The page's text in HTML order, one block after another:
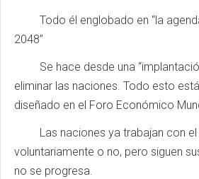
Todo él englobado en “la agenda
2048”
Se hace desde una
eliminar las naciones. Todo esto
diseñado en el Foro Económico
Las naciones ya trabajan con el
voluntariamente o no, pero siguen
no se progresa.